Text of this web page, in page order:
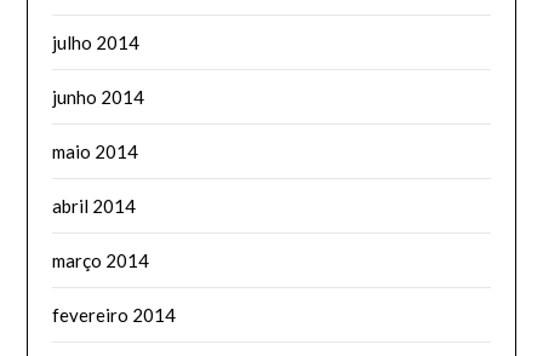
julho 2014
junho 2014
maio 2014
abril 2014
março 2014
fevereiro 2014